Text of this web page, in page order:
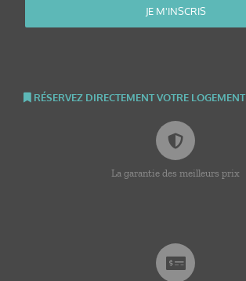
RÉSERVEZ DIRECTEMENT VOTRE LOGEMENT
La garantie des meilleurs prix